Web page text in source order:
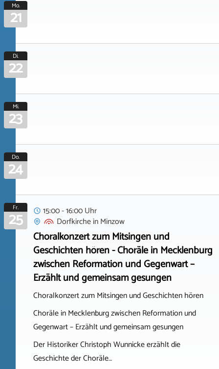
Mo.
21
Di.
22
Mi.
23
Do.
24
Fr.
25
15:00 - 16:00 Uhr
DorfkircheinMinzow
Choralkonzert zum Mitsingen und
Geschichten hören - Choräle in Mecklenburg
zwischen Reformation und Gegenwart –
Erzählt und gemeinsam gesungen
Choralkonzert zum Mitsingen und Geschichten hören
Choräle in Mecklenburg zwischen Reformation und
Gegenwart – Erzählt und gemeinsam gesungen
Der Historiker Christoph Wunnicke erzählt die
Geschichte der Choräle…